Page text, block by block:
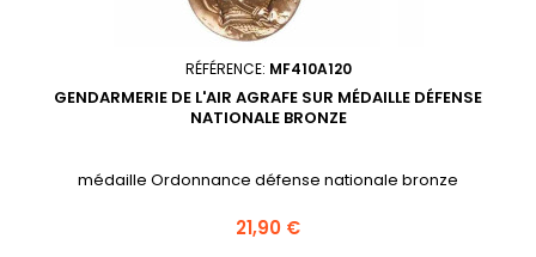
RÉFÉRENCE: MF410A120
GENDARMERIE DE L'AIR AGRAFE SUR MÉDAILLE DÉFENSE
NATIONALE BRONZE
médaille Ordonnance défense nationale bronze
Prix
21,90 €